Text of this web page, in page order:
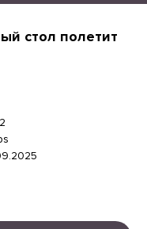
стол полетит